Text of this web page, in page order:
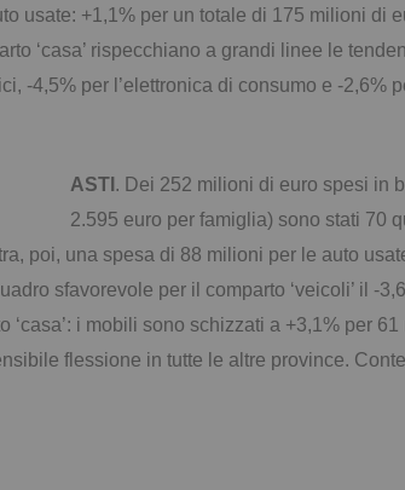
usate: +1,1% per un totale di 175 milioni di
‘casa’ rispecchiano a grandi linee le
-4,5% per l’elettronica di consumo e -2,6%
ASTI . Dei 252 milioni di euro spesi in
2.595 euro per famiglia) sono stati 70
poi, una spesa di 88 milioni per le auto
sfavorevole per il comparto ‘veicoli’ il -
i mobili sono schizzati a +3,1% per
flessione in tutte le altre province.